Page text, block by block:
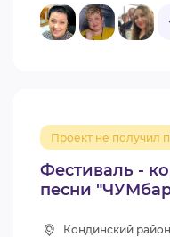
Фестиваль -
песни
Проект не получил
Кондинский